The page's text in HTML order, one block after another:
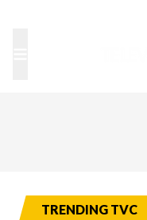
TRENDING TVC